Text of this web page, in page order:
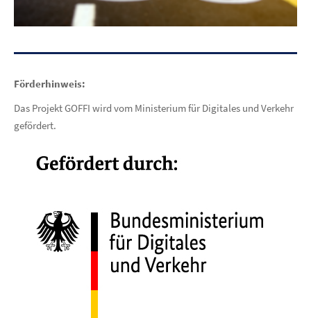
Förderhinweis:
Das Projekt GOFFI wird vom Ministerium für Digitales und Verkehr
gefördert.